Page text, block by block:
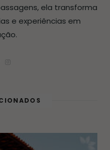
ela transforma
e experiências em
r